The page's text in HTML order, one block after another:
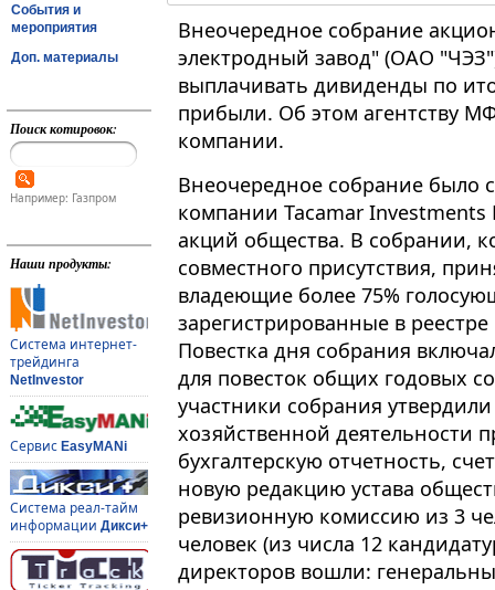
События и
мероприятия
Доп. материалы
Поиск котировок:
Например: Газпром
Наши продукты:
Система интернет-
трейдинга
NetInvestor
Сервис EasyMANi
Система реал-тайм
информации Дикси+
Внеочередное собрание
электродный завод" (ОАО
выплачивать дивиденды по
прибыли. Об этом агентству
компании.
Внеочередное собрание было
компании Tacamar
акций общества. В собрании,
совместного присутствия,
владеющие более 75%
зарегистрированные в
Повестка дня собрания
для повесток общих годовых
участники собрания
хозяйственной деятельности
бухгалтерскую отчетность,
новую редакцию устава
ревизионную комиссию из 3
человек (из числа 12
директоров вошли: